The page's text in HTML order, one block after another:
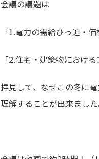
会議の議題は
「1.電力の需給ひっ迫・
「2.住宅・建築物におけ
拝見して、なぜこの冬に
理解することが出来ました